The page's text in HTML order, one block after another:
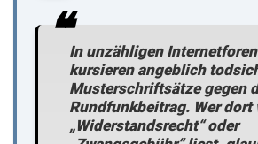
In unzähligen Internetforen
kursieren angeblich
Musterschriftsätze gegen
Rundfunkbeitrag. Wer dort
„Widerstandsrecht“ oder